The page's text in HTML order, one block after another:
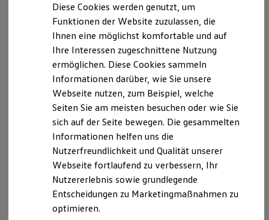
Für Privatkunden
Für Gewerbekunden
Profi Paket
TopDeal
Gebrauchtwagen
ProfiPartner für Gebrauchtwagen
Zertifizierte Gebrauchtwagen
Finanzierung
Für Privatkunden
Für Gewerbekunden
Leasing
Für Privatkunden
Für Gewerbekunden
Versicherungen & Garantien
Garantien
Kfz-Versicherung für Nutzfahrzeuge
Restschuldversicherung
Wartungsverträge
Besitzer & Service
Reparatur & Service
Diese Cookies werden genutzt, um
Funktionen der Website zuzulassen, die
Ihnen eine möglichst komfortable und auf
Ihre Interessen zugeschnittene Nutzung
ermöglichen. Diese Cookies sammeln
Informationen darüber, wie Sie unsere
Webseite nutzen, zum Beispiel, welche
Seiten Sie am meisten besuchen oder wie Sie
sich auf der Seite bewegen. Die gesammelten
Informationen helfen uns die
Nutzerfreundlichkeit und Qualität unserer
Webseite fortlaufend zu verbessern, Ihr
Nutzererlebnis sowie grundlegende
Entscheidungen zu Marketingmaßnahmen zu
optimieren.